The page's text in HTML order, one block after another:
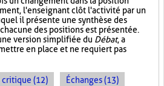
l'enseignant clôt l'activité par un
il présente une synthèse des
des positions est présentée.
version simplifiée du Débat, a
en place et ne requiert pas
critique (12) Échanges (13)